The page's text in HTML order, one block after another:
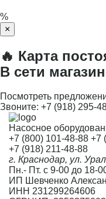
%
×
🔥 Карта
В сети
Посмотреть
Звоните: +7 (918) 295-
Насосное
+7 (800) 101-48-88 +7
+7 (918) 211-48-88
г. Краснодар, ул.
Пн.- Пт. с 9-00 до 18-
ИП Шевченко
ИНН 231299264606